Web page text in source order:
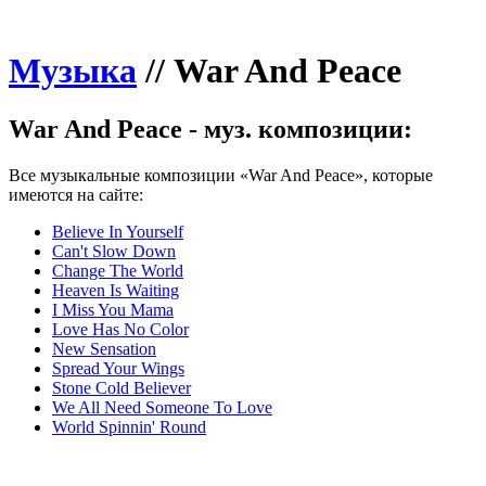
Музыка// War And Peace
War And Peace - муз. композиции:
Все музыкальные композиции «War And Peace», которые
имеются на сайте:
Believe In Yourself
Can't Slow Down
Change The World
Heaven Is Waiting
I Miss You Mama
Love Has No Color
New Sensation
Spread Your Wings
Stone Cold Believer
We All Need Someone To Love
World Spinnin' Round